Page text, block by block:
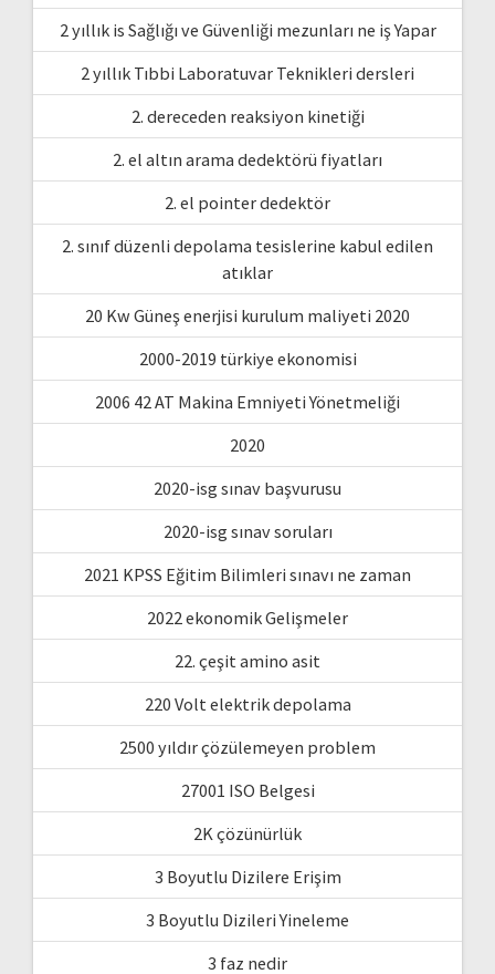
2 yıllık is Sağlığı ve Güvenliği mezunları ne iş Yapar
2 yıllık Tıbbi Laboratuvar Teknikleri dersleri
2. dereceden reaksiyon kinetiği
2. el altın arama dedektörü fiyatları
2. el pointer dedektör
2. sınıf düzenli depolama tesislerine kabul edilen
atıklar
20 Kw Güneş enerjisi kurulum maliyeti 2020
2000-2019 türkiye ekonomisi
2006 42 AT Makina Emniyeti Yönetmeliği
2020
2020-isg sınav başvurusu
2020-isg sınav soruları
2021 KPSS Eğitim Bilimleri sınavı ne zaman
2022 ekonomik Gelişmeler
22. çeşit amino asit
220 Volt elektrik depolama
2500 yıldır çözülemeyen problem
27001 ISO Belgesi
2K çözünürlük
3 Boyutlu Dizilere Erişim
3 Boyutlu Dizileri Yineleme
3 faz nedir